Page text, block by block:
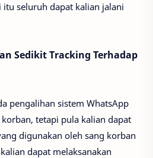
seluruh dapat kalian jalani
Sedikit Tracking Terhadap
pengalihan sistem WhatsApp
tetapi pula kalian dapat
digunakan oleh sang korban
dapat melaksanakan